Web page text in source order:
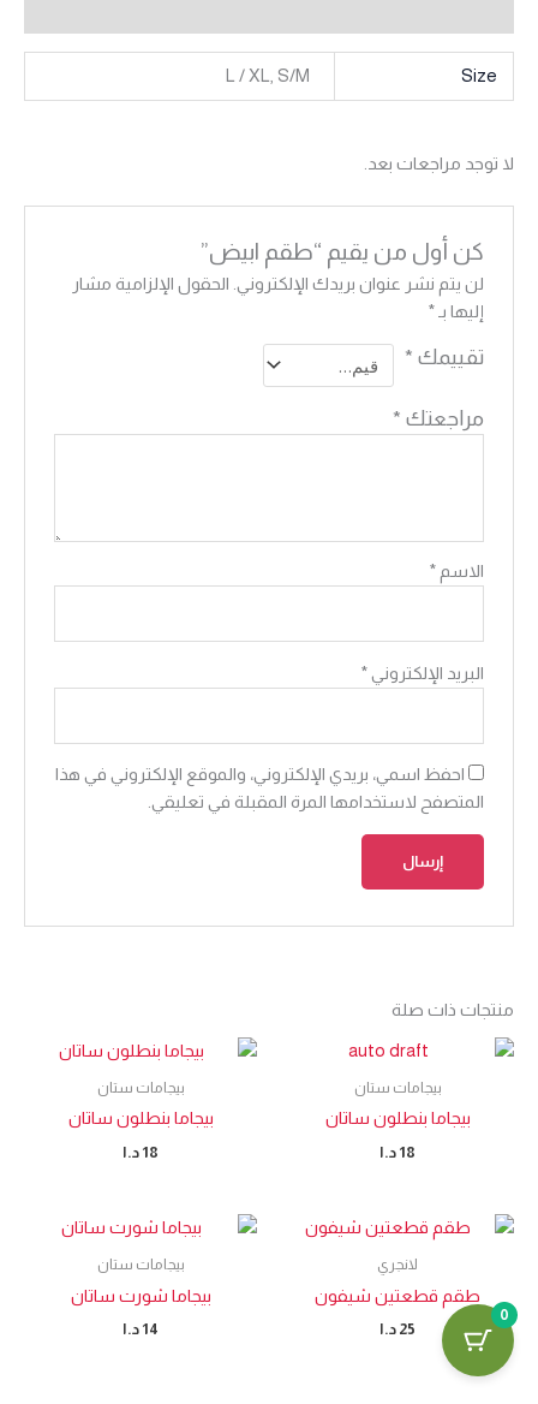
Size
L / XL, S/M
لا توجد مراجعات بعد.
كن أول من يقيم “طقم ابيض”
لن يتم نشر عنوان بريدك الإلكتروني. الحقول الإلزامية مشار
إليها بـ*
تقييمك *
مراجعتك *
الاسم*
البريد الإلكتروني*
احفظ اسمي، بريدي الإلكتروني، والموقع الإلكتروني في هذا
المتصفح لاستخدامها المرة المقبلة في تعليقي.
منتجات ذات صلة
بيجامات ستان
بيجاما بنطلون ساتان
18 د.ا
بيجامات ستان
بيجاما بنطلون ساتان
18 د.ا
لانجري
طقم قطعتين شيفون
25 د.ا
بيجامات ستان
بيجاما شورت ساتان
14 د.ا
0